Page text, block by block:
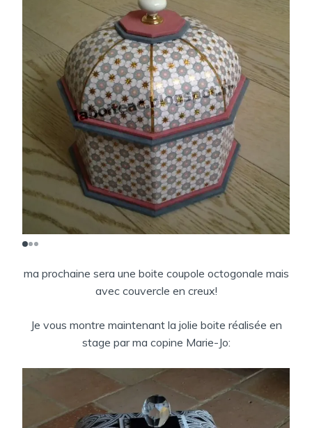
ma prochaine sera une boite coupole octogonale mais
avec couvercle en creux!
Je vous montre maintenant la jolie boite réalisée en
stage par ma copine Marie-Jo: